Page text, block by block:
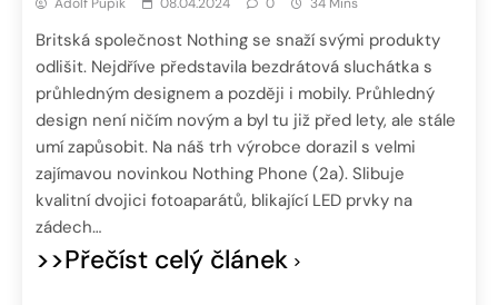
Britská společnost Nothing se snaží svými produkty
odlišit. Nejdříve představila bezdrátová sluchátka s
průhledným designem a později i mobily. Průhledný
design není ničím novým a byl tu již před lety, ale stále
umí zapůsobit. Na náš trh výrobce dorazil s velmi
zajímavou novinkou Nothing Phone (2a). Slibuje
kvalitní dvojici fotoaparátů, blikající LED prvky na
zádech…
>>Přečíst celý článek